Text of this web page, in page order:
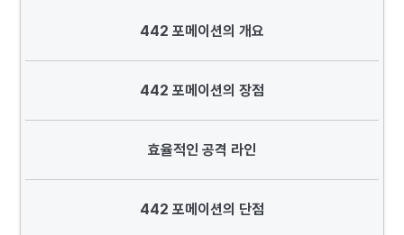
442 포메이션의 개요
442 포메이션의 장점
효율적인 공격 라인
442 포메이션의 단점